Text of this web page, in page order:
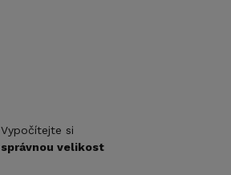
Vypočítejte si
správnou velikost